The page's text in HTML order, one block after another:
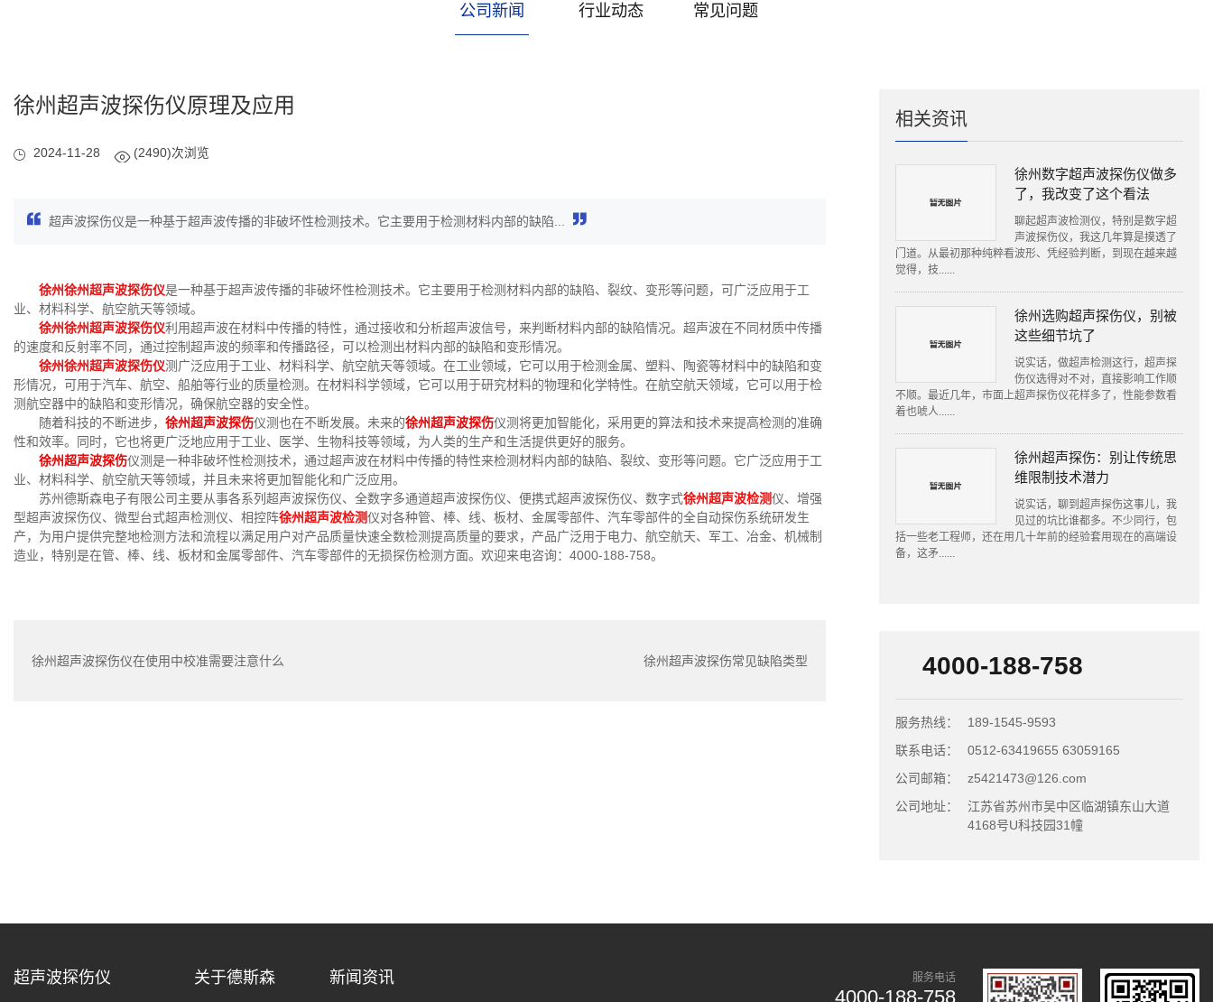
公司新闻 行业动态 常见问题
徐州超声波探伤仪原理及应用
2024-11-28 (2490)次浏览
超声波探伤仪是一种基于超声波传播的非破坏性检测技术。它主要用于检测材料内部的缺陷...
徐州徐州超声波探伤仪是一种基于超声波传播的非破坏性检测技术。它主要用于检测材料内部的缺陷、裂纹、变形等问题，可广泛应用于工
业、材料科学、航空航天等领域。
徐州徐州超声波探伤仪利用超声波在材料中传播的特性，通过接收和分析超声波信号，来判断材料内部的缺陷情况。超声波在不同材质中传播
的速度和反射率不同，通过控制超声波的频率和传播路径，可以检测出材料内部的缺陷和变形情况。
徐州徐州超声波探伤仪测广泛应用于工业、材料科学、航空航天等领域。在工业领域，它可以用于检测金属、塑料、陶瓷等材料中的缺陷和变
形情况，可用于汽车、航空、船舶等行业的质量检测。在材料科学领域，它可以用于研究材料的物理和化学特性。在航空航天领域，它可以用于检
测航空器中的缺陷和变形情况，确保航空器的安全性。
随着科技的不断进步， 徐州超声波探伤仪测也在不断发展。未来的徐州超声波探伤仪测将更加智能化，采用更的算法和技术来提高检测的准确
性和效率。同时，它也将更广泛地应用于工业、医学、生物科技等领域，为人类的生产和生活提供更好的服务。
徐州超声波探伤仪测是一种非破坏性检测技术，通过超声波在材料中传播的特性来检测材料内部的缺陷、裂纹、变形等问题。它广泛应用于工
业、材料科学、航空航天等领域，并且未来将更加智能化和广泛应用。
苏州德斯森电子有限公司主要从事各系列超声波探伤仪、全数字多通道超声波探伤仪、便携式超声波探伤仪、数字式徐州超声波检测仪、增强
型超声波探伤仪、微型台式超声检测仪、相控阵徐州超声波检测仪对各种管、棒、线、板材、金属零部件、汽车零部件的全自动探伤系统研发生
产，为用户提供完整地检测方法和流程以满足用户对产品质量快速全数检测提高质量的要求，产品广泛用于电力、航空航天、军工、冶金、机械制
造业，特别是在管、棒、线、板材和金属零部件、汽车零部件的无损探伤检测方面。欢迎来电咨询：4000-188-758。
徐州超声波探伤仪在使用中校准需要注意什么 徐州超声波探伤常见缺陷类型
相关资讯
徐州数字超声波探伤仪做多
了，我改变了这个看法
聊起超声波检测仪，特别是数字超
声波探伤仪，我这几年算是摸透了
门道。从最初那种纯粹看波形、凭经验判断，到现在越来越
觉得，技......
徐州选购超声探伤仪，别被
这些细节坑了
说实话，做超声检测这行，超声探
伤仪选得对不对，直接影响工作顺
不顺。最近几年，市面上超声探伤仪花样多了，性能参数看
着也唬人......
徐州超声探伤：别让传统思
维限制技术潜力
说实话，聊到超声探伤这事儿，我
见过的坑比谁都多。不少同行，包
括一些老工程师，还在用几十年前的经验套用现在的高端设
备，这矛......
4000-188-758
服务热线：
189-1545-9593
联系电话：
0512-63419655 63059165
公司邮箱：
z5421473@126.com
公司地址：
江苏省苏州市吴中区临湖镇东山大道
4168号U科技园31幢
超声波探伤仪 关于德斯森 新闻资讯 服务电话
4000-188-758